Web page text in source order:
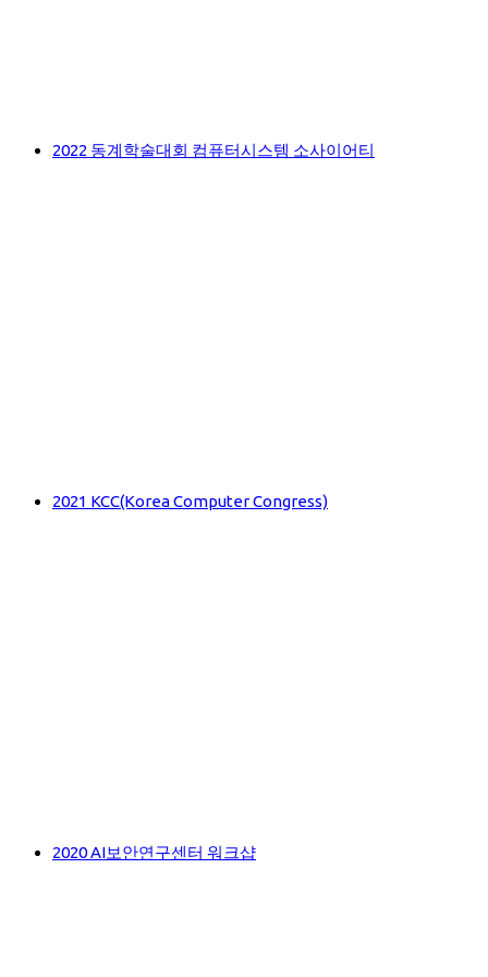
2022 동계학술대회 컴퓨터시스템 소사이어티
2021 KCC(Korea Computer Congress)
2020 AI보안연구센터 워크샵